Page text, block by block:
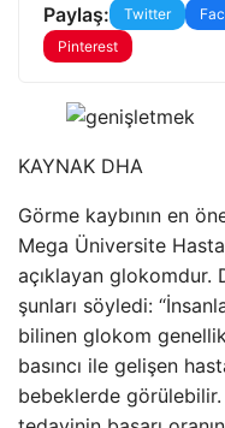
Paylaş: Twitter
Pinterest
KAYNAK DHA
Görme kaybının en
Mega Üniversite
açıklayan glokomdur.
şunları söyledi:
bilinen glokom
basıncı ile gelişen
bebeklerde